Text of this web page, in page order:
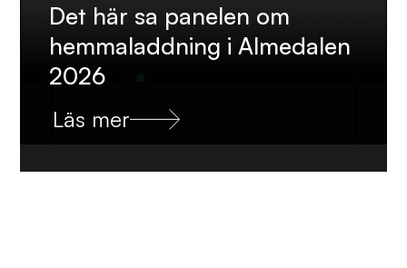
Det här sa panelen om
hemmaladdning i Almedalen
2026
Läs mer